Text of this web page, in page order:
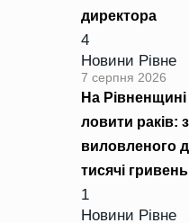
директора
4
Новини Рівне
7 серпня 2026
На
ловити раків:
виловленого
тисячі гривень
1
Новини Рівне